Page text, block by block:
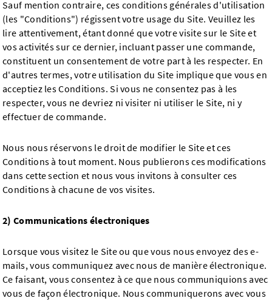
Sauf mention contraire, ces conditions générales d'utilisation
(les "Conditions") régissent votre usage du Site. Veuillez les
lire attentivement, étant donné que votre visite sur le Site et
vos activités sur ce dernier, incluant passer une commande,
constituent un consentement de votre part à les respecter. En
d'autres termes, votre utilisation du Site implique que vous en
acceptiez les Conditions. Si vous ne consentez pas à les
respecter, vous ne devriez ni visiter ni utiliser le Site, ni y
effectuer de commande.
Nous nous réservons le droit de modifier le Site et ces
Conditions à tout moment. Nous publierons ces modifications
dans cette section et nous vous invitons à consulter ces
Conditions à chacune de vos visites.
2) Communications électroniques
Lorsque vous visitez le Site ou que vous nous envoyez des e-
mails, vous communiquez avec nous de manière électronique.
Ce faisant, vous consentez à ce que nous communiquions avec
vous de façon électronique. Nous communiquerons avec vous